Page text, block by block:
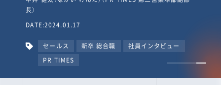
長）
DATE:2023.09.08
カルチャー CxO キャリア入社 Jooto